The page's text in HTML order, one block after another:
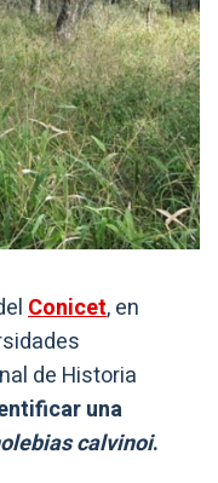
Conicet, en
de Historia
una
calvinoi.